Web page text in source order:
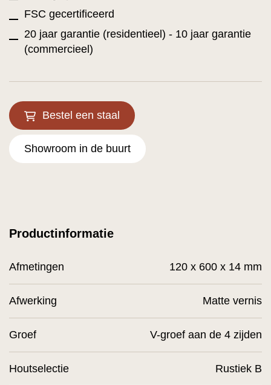
FSC gecertificeerd
20 jaar garantie (residentieel) - 10 jaar garantie
(commercieel)
Bestel een staal
Showroom in de buurt
Productinformatie
Afmetingen 120 x 600 x 14 mm
Afwerking Matte vernis
Groef V-groef aan de 4 zijden
Houtselectie Rustiek B